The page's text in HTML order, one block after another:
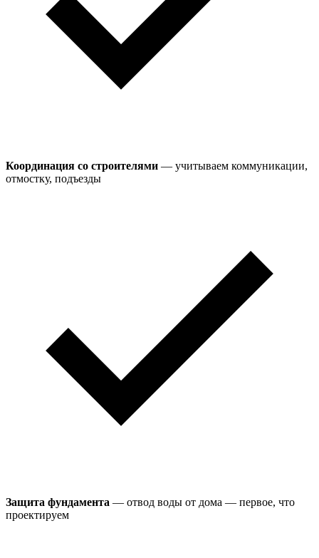
Координация со строителями — учитываем коммуникации,
отмостку, подъезды
Защита фундамента — отвод воды от дома — первое, что
проектируем